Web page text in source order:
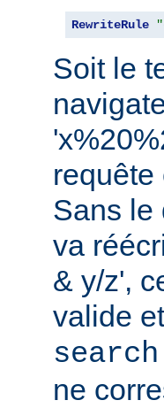
RewriteRule
Soit le
requête
Sans le
va
& y/z',
valide
ne